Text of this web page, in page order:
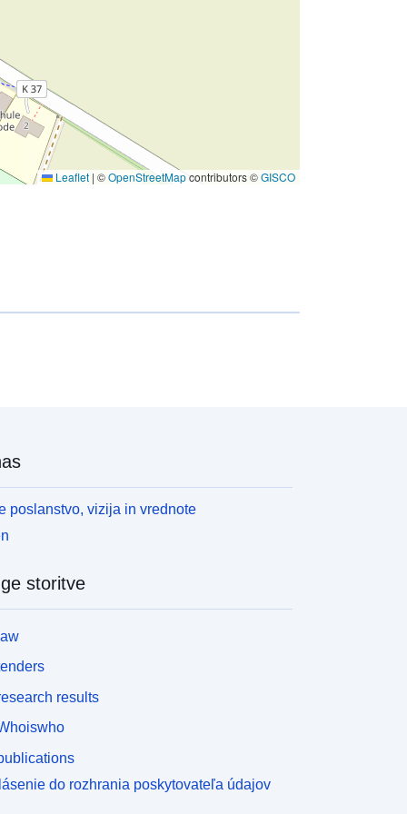
Leaflet | ©OpenStreetMapcontributors ©GISCO
poslanstvo, vizija in vrednote
storitve
results
do rozhrania poskytovateľa údajov